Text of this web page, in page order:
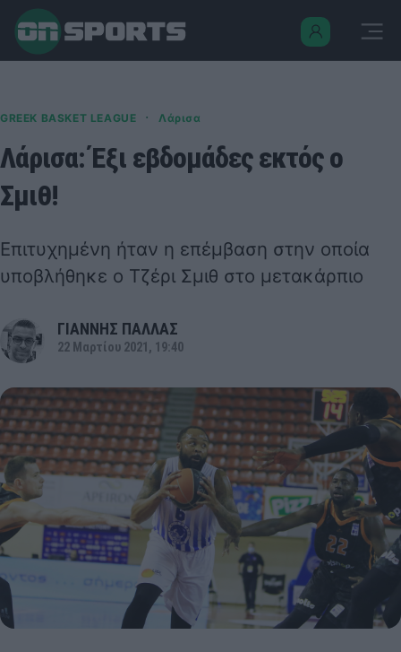
GREEK BASKET LEAGUE · Λάρισα
Λάρισα: Έξι εβδομάδες εκτός ο
Σμιθ!
Επιτυχημένη ήταν η επέμβαση στην οποία
υποβλήθηκε ο Τζέρι Σμιθ στο μετακάρπιο
ΓΙΑΝΝΗΣ ΠΑΛΛΑΣ
22 Μαρτίου 2021, 19:40